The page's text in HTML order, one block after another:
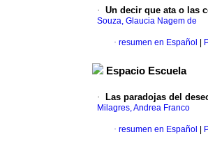
· Un decir que ata o las
Souza, Glaucia Nagem de
· resumen en Español
Espacio Escuela
· Las paradojas del
Milagres, Andrea Franco
· resumen en Español